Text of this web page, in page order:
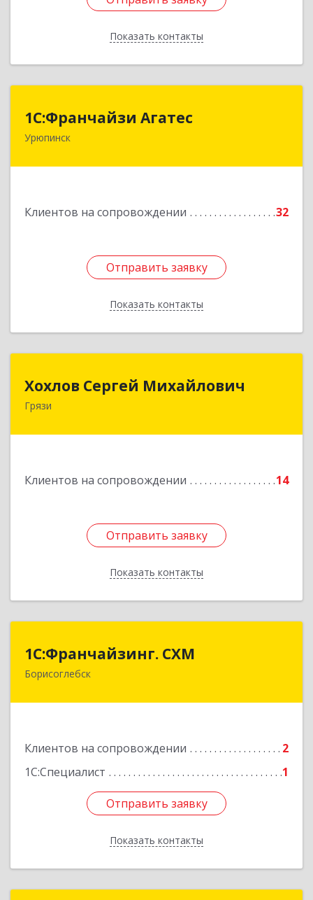
Показать контакты
Назад
1С:Франчайзи Агатес
Урюпинск
Клиентов на сопровождении 32
Отправить заявку
Показать контакты
403113, Волгоградская обл, Урюпинск г, Ленина
Отправить заявку
Назад
Хохлов Сергей Михайлович
Грязи
Клиентов на сопровождении 14
Отправить заявку
Показать контакты
Хохлов Сергей Михайлович
Отправить заявку
Назад
1С:Франчайзинг. СХМ
Борисоглебск
Клиентов на сопровождении
2
1С:Специалист
1
Отправить заявку
Показать контакты
397165, Воронежская обл, Борисоглебский р-н,
Отправить заявку
Назад